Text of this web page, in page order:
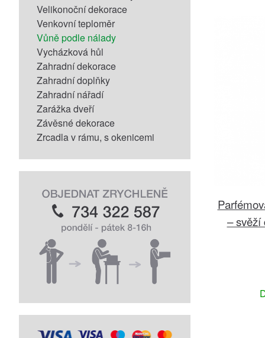
Velikonoční dekorace
Venkovní teploměr
Vůně podle nálady
Vycházková hůl
Zahradní dekorace
Zahradní doplňky
Zahradní nářadí
Zarážka dveří
Závěsné dekorace
Zrcadla v rámu, s okenicemi
– svěží